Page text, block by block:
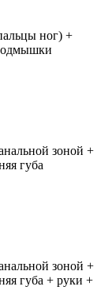
ног) +
зоной +
губа
зоной +
губа + руки +